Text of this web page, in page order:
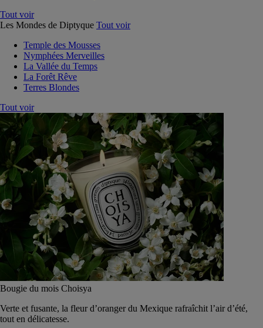
Tout voir
Les Mondes de Diptyque Tout voir
Temple des Mousses
Nymphées Merveilles
La Vallée du Temps
La Forêt Rêve
Terres Blondes
Tout voir
Bougie du mois Choisya
Verte et fusante, la fleur d’oranger du Mexique rafraîchit l’air d’été,
tout en délicatesse.